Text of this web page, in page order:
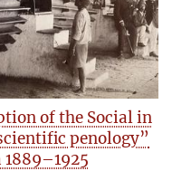
of the Social in
penology”